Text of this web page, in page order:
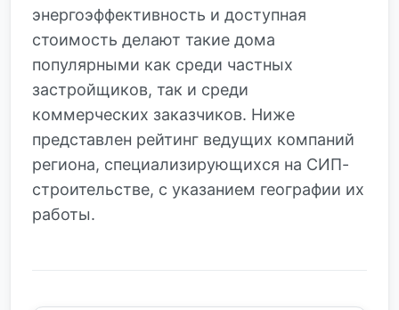
энергоэффективность и доступная
стоимость делают такие дома
популярными как среди частных
застройщиков, так и среди
коммерческих заказчиков. Ниже
представлен рейтинг ведущих компаний
региона, специализирующихся на СИП-
строительстве, с указанием географии их
работы.